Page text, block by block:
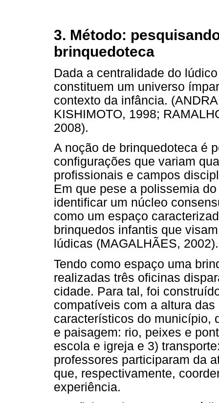
3. Método:
brinquedoteca
Dada a centralidade do
constituem um universo
contexto da infância.
KISHIMOTO, 1998;
2008).
A noção de brinquedoteca é
configurações que variam
profissionais e campos
Em que pese a polissemia
identificar um núcleo
como um espaço
brinquedos infantis que
lúdicas (MAGALHÃES, 2002).
Tendo como espaço uma
realizadas três oficinas
cidade. Para tal, foi
compatíveis com a altura
característicos do município,
e paisagem: rio, peixes e
escola e igreja e 3)
professores participaram da
que, respectivamente,
experiência.